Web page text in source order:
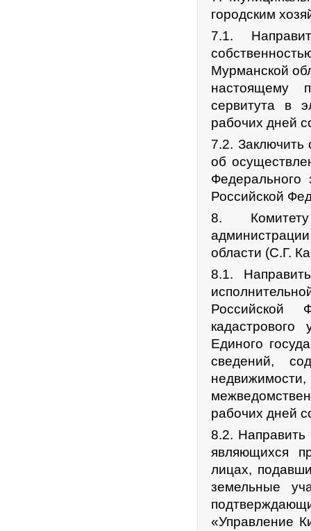
городским
7.1.
Мурманской
настоящему
сервитута в
рабочих дней
7.2. Заключить
об
Российской
8. Комитету
области (С.Г.
8.1.
Российской
кадастрового
Единого
сведений,
рабочих дней
8.2. Направить
являющихся
лицах,
земельные
«Управление